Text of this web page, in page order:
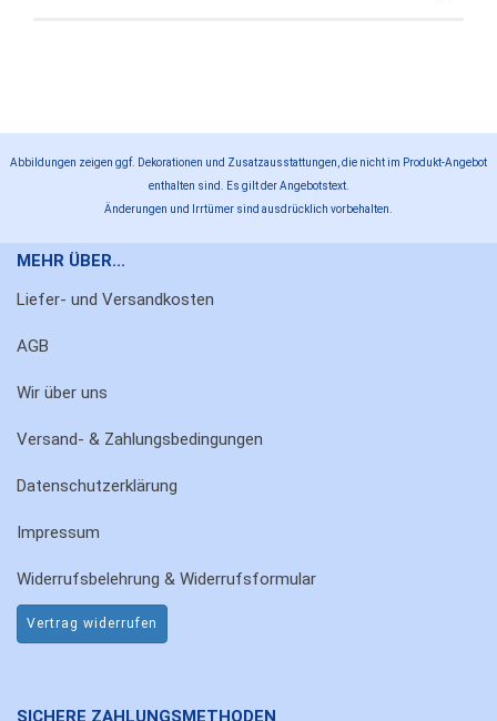
Abbildungen zeigen ggf. Dekorationen und Zusatzausstattungen, die nicht im Produkt-Angebot
enthalten sind. Es gilt der Angebotstext.
Änderungen und Irrtümer sind ausdrücklich vorbehalten.
MEHR ÜBER...
Liefer- und Versandkosten
AGB
Wir über uns
Versand- & Zahlungsbedingungen
Datenschutzerklärung
Impressum
Widerrufsbelehrung & Widerrufsformular
Vertrag widerrufen
SICHERE ZAHLUNGSMETHODEN